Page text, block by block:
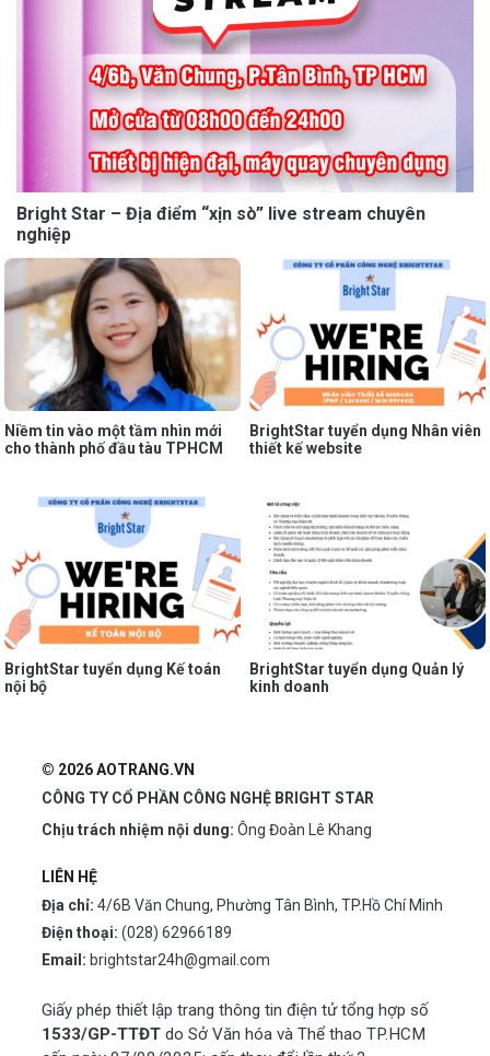
Bright Star – Địa điểm “xịn sò” live stream chuyên
nghiệp
Niềm tin vào một tầm nhìn mới
cho thành phố đầu tàu TPHCM
BrightStar tuyển dụng Nhân viên
thiết kế website
BrightStar tuyển dụng Kế toán
nội bộ
BrightStar tuyển dụng Quản lý
kinh doanh
© 2026 AOTRANG.VN
CÔNG TY CỔ PHẦN CÔNG NGHỆ BRIGHT STAR
Chịu trách nhiệm nội dung: Ông Đoàn Lê Khang
LIÊN HỆ
Địa chỉ: 4/6B Văn Chung, Phường Tân Bình, TP.Hồ Chí Minh
Điện thoại: (028) 62966189
Email: brightstar24h@gmail.com
Giấy phép thiết lập trang thông tin điện tử tổng hợp số
1533/GP-TTĐT do Sở Văn hóa và Thể thao TP.HCM